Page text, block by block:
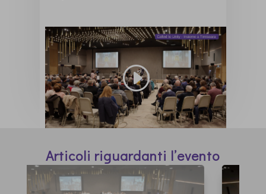
Articoli riguardanti l’evento